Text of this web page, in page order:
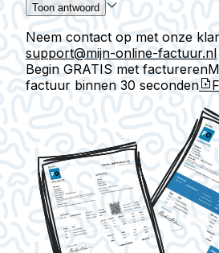
Toon antwoord
Neem contact op met onze
support@mijn-online-factuur.nl
Begin GRATIS met factureren
factuur binnen 30 seconden